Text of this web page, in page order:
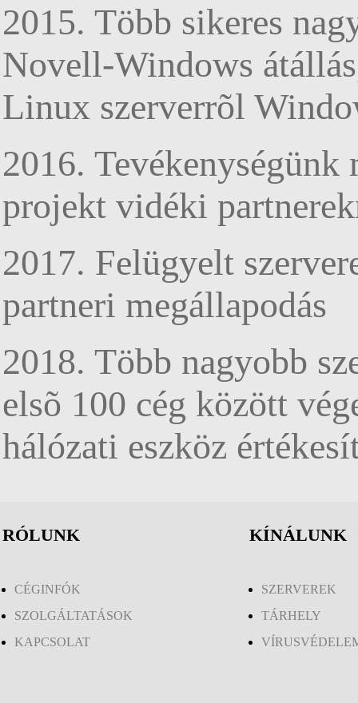
2015. Több sikeres
Novell-Windows
Linux szerverrõl
2016.
projekt vidéki
2017. Felügyelt
partneri megállapodás
2018. Több nagyobb
elsõ 100 cég között
hálózati eszköz
RÓLUNK KÍNÁLUNK
CÉGINFÓK
SZOLGÁLTATÁSOK
KAPCSOLAT
SZERVEREK
TÁRHELY